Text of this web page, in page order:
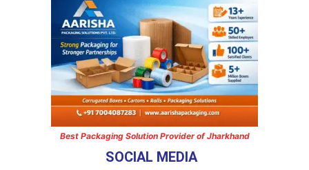
Best Packaging Solution Provider of Jharkhand
SOCIAL MEDIA